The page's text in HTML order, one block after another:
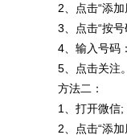
2、点击“添加
3、点击“按号
4、输入号码
5、点击关注。
方法二：
1、打开微信;
2、点击“添加